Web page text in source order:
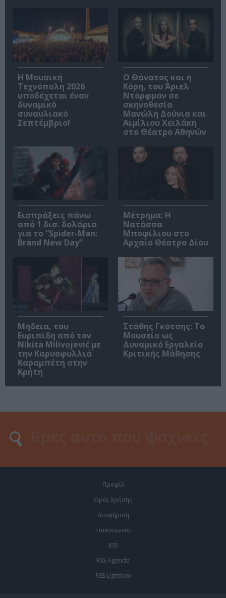
Η Μουσική
Τεχνόπολη 2026
υποδέχεται έναν
δυναμικό
συναυλιακό
Σεπτέμβριο!
Ο Θάνατος και η
Κόρη, του Άριελ
Ντόρφμαν σε
σκηνοθεσία
Μανώλη Δούνια και
Αιμίλιου Χειλάκη
στο Θέατρο Αθηνών
Εισπράξεις πάνω
από 1 δισ. δολάρια
για το “Spider-Man:
Brand New Day”
Μέτρημα: Η
Νατάσσα
Μποφίλιου στο
Αρχαίο Θέατρο Δίου
Μήδεια, του
Ευριπίδη από τον
Nikita Milivojević με
την Καρυοφυλλιά
Καραμπέτη στην
Κρήτη
Στάθης Γκότσης: Το
Μουσείο ως
Δυναμικό Εργαλείο
Κριτικής Μάθησης
Προφίλ
Οροι Χρήσης
Διαφήμιση
Επικοινωνία
RSS
RSS Agenda
RSS Lightbox